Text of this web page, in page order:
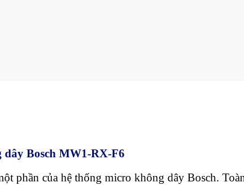
Bosch MW1-RX-F6
phần của hệ thống micro không dây Bosch.